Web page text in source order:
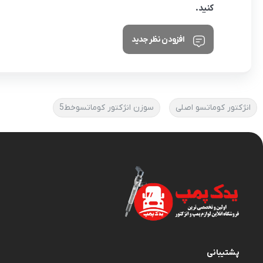
کنید.
افزودن نظر جدید
انژکتور کوماتسو اصلی سوزن انژکتور کوماتسوخط5
پشتیبانی